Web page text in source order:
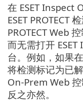
在 ESET Inspect
ESET PROTECT
PROTECT Web
而无需打开
台。例如，如果
将检测标记为已
On-Prem Web
反之亦然。